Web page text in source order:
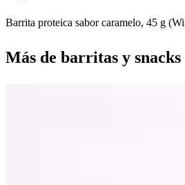
Barrita proteica sabor caramelo, 45 g
Más de barritas y snacks